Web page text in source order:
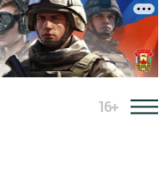
16+